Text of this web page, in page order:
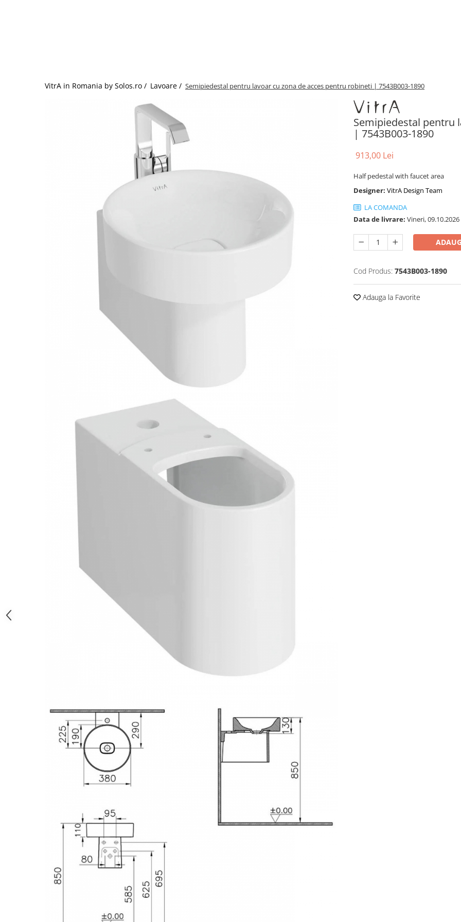
VitrA in Romania by Solos.ro / Lavoare / Semipiedestal pentru lavoar cu zona de acces pentru robineti | 7543B003-1890
Semipiedestal pentru
| 7543B003-1890
913,00 Lei
Half pedestal with faucet area
Designer: VitrA Design Team
LA COMANDA
Data de livrare: Vineri, 09.10.2026
Cod Produs: 7543B003-1890
Adauga la Favorite